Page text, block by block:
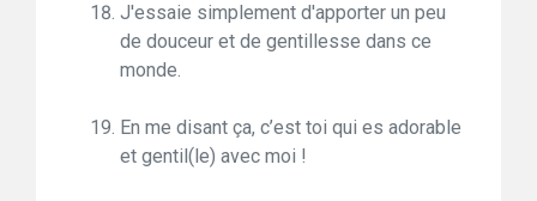
J'essaie simplement d'apporter un peu
de douceur et de gentillesse dans ce
monde.
En me disant ça, c’est toi qui es adorable
et gentil(le) avec moi !